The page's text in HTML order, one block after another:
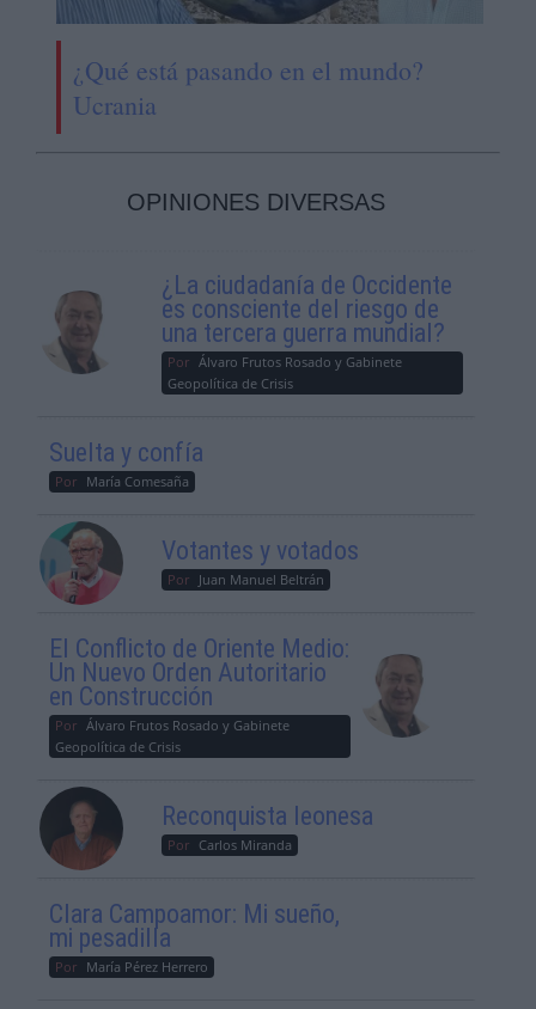
¿Qué está pasando en el mundo?
Ucrania
OPINIONES DIVERSAS
¿La ciudadanía de Occidente
es consciente del riesgo de
una tercera guerra mundial?
Por Álvaro Frutos Rosado y Gabinete
Geopolítica de Crisis
Suelta y confía
Por María Comesaña
Votantes y votados
Por Juan Manuel Beltrán
El Conflicto de Oriente Medio:
Un Nuevo Orden Autoritario
en Construcción
Por Álvaro Frutos Rosado y Gabinete
Geopolítica de Crisis
Reconquista leonesa
Por Carlos Miranda
Clara Campoamor: Mi sueño,
mi pesadilla
Por María Pérez Herrero